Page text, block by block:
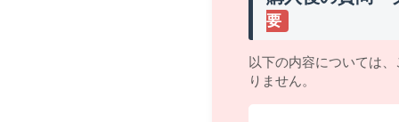
要
以下の内容については
りません。